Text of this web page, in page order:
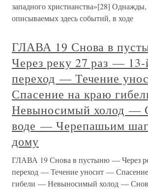
западного христианства»[28]
описываемых здесь событий, в ходе
ГЛАВА 19 Снова в
Через реку 27 раз —
переход — Течение
Спасение на краю
Невыносимый холод —
воде — Черепашьим
дому
ГЛАВА 19 Снова в пустыню — Через
переход — Течение уносит —
гибели — Невыносимый холод —